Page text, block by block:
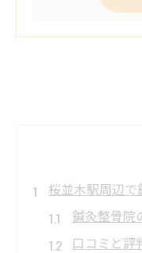
桜並木駅周辺で
鍼灸整骨院
口コミと評